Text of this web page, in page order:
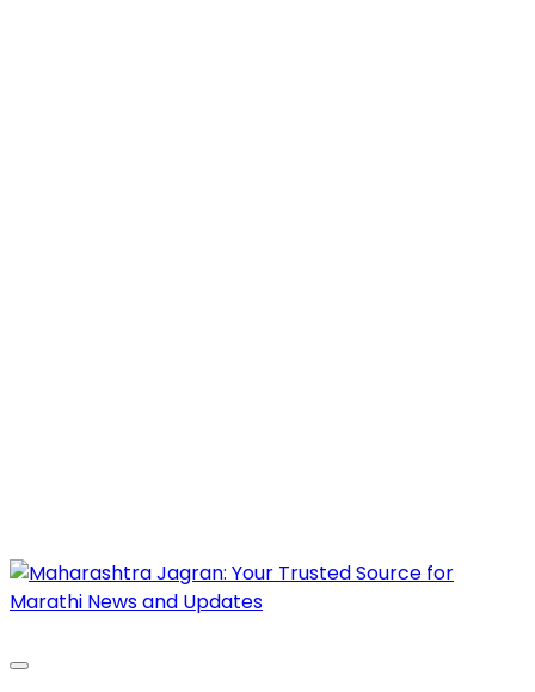
Maharashtra Jagran : Your Trusted Companion